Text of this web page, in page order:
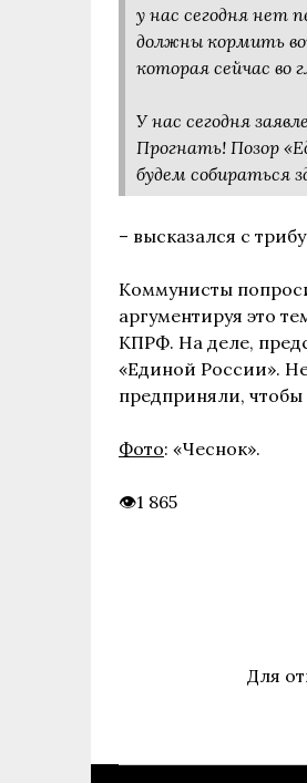
у нас сегодня нет
должны кормить
которая сейчас
У нас сегодня
Прогнать! Позор
будем собираться
– высказался с
Коммунисты
аргументируя это
КПРФ. На деле,
«Единой России».
предприняли,
Фото: «Чеснок».
1 865
Для